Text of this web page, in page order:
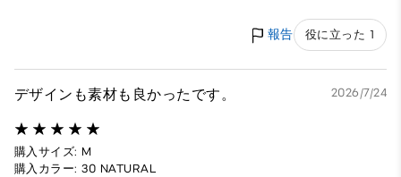
報告 役に立った 1
デザインも素材も良かったです。 2026/7/24
購入サイズ: M
購入カラー: 30 NATURAL